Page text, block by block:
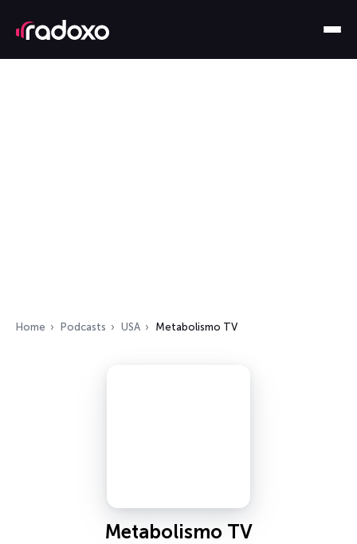
Home Podcasts USA Metabolismo TV
Metabolismo TV